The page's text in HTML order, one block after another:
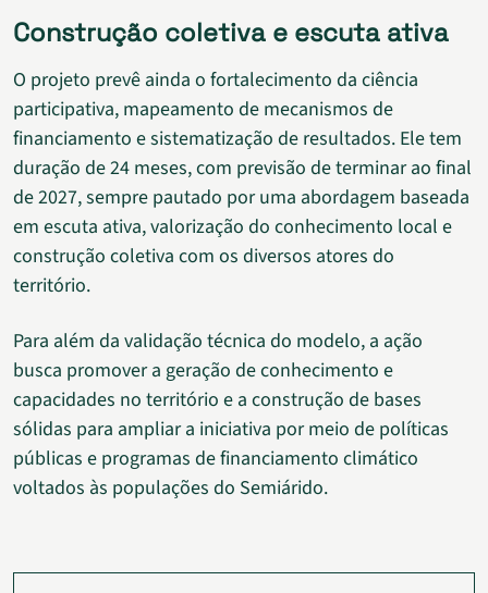
Construção coletiva e escuta ativa
O projeto prevê ainda o fortalecimento da ciência
participativa, mapeamento de mecanismos de
financiamento e sistematização de resultados. Ele tem
duração de 24 meses, com previsão de terminar ao final
de 2027, sempre pautado por uma abordagem baseada
em escuta ativa, valorização do conhecimento local e
construção coletiva com os diversos atores do
território.
Para além da validação técnica do modelo, a ação
busca promover a geração de conhecimento e
capacidades no território e a construção de bases
sólidas para ampliar a iniciativa por meio de políticas
públicas e programas de financiamento climático
voltados às populações do Semiárido.